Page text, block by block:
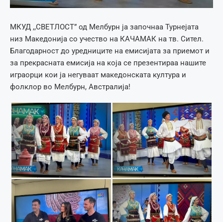
МКУД ,,СВЕТЛОСТ” од Мелбурн ја започнаа Турнејата
низ Македонија со учество на КАЧАМАК на тв. Сител.
Благодарност до уредниците на емисијата за приемот и
за прекрасната емисија на која се презентираа нашите
играорци кои ја негуваат македонската култура и
фолклор во Мелбурн, Австралијa!